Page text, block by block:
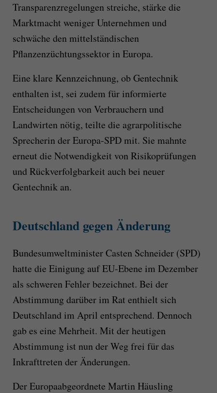
Transparenzregelungen streiche, stärke die
Marktmacht weniger Unternehmen und
schwäche den mittelständischen
Pflanzenzüchtungssektor in Europa.
Eine klare Kennzeichnung, ob Gentechnik
enthalten ist, sei zudem für informierte
Entscheidungen von Verbrauchern und
Landwirten nötig, teilte die agrarpolitische
Sprecherin der Europa-SPD mit. Sie mahnte
erneut die Notwendigkeit von Risikoprüfungen
und Rückverfolgbarkeit auch bei neuer
Gentechnik an.
Deutschland gegen Änderung
Bundesumweltminister Casten Schneider (SPD)
hatte die Einigung auf EU-Ebene im Dezember
als schweren Fehler bezeichnet. Bei der
Abstimmung darüber im Rat enthielt sich
Deutschland im April entsprechend. Dennoch
gab es eine Mehrheit. Mit der heutigen
Abstimmung ist nun der Weg frei für das
Inkrafttreten der Änderungen.
Der Europaabgeordnete Martin Häusling